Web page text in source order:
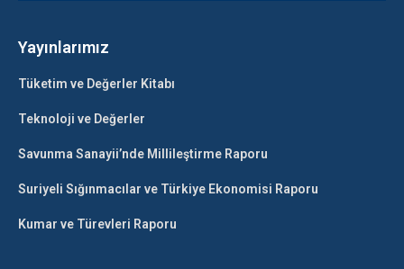
Yayınlarımız
Tüketim ve Değerler Kitabı
Teknoloji ve Değerler
Savunma Sanayii’nde Millileştirme Raporu
Suriyeli Sığınmacılar ve Türkiye Ekonomisi Raporu
Kumar ve Türevleri Raporu